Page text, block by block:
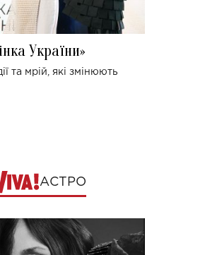
України»
та мрій, які змінюють
АСТРО